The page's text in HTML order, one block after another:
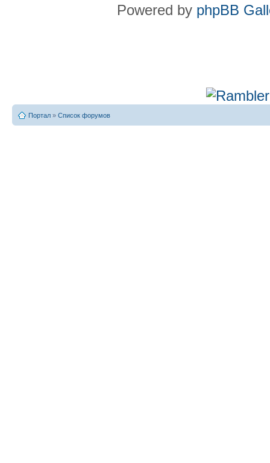
Powered by phpBB
Портал » Список форумов